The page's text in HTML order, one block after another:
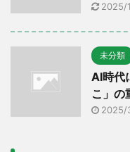
2025/
未分類
AI時代
こ」の
2025/